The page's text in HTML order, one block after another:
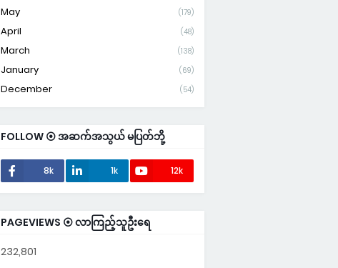
May (179)
April (48)
March (138)
January (69)
December (54)
FOLLOW ⦿ အဆက်အသွယ် မပြတ်ဘို့
8k 1k 12k
PAGEVIEWS ⦿ လာကြည့်သူဦးရေ
232,801